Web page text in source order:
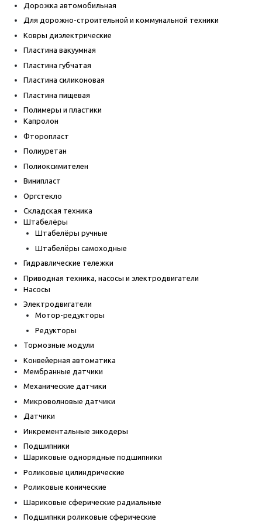
Дорожка автомобильная
Для дорожно-строительной и коммунальной техники
Ковры диэлектрические
Пластина вакуумная
Пластина губчатая
Пластина силиконовая
Пластина пищевая
Полимеры и пластики
Капролон
Фторопласт
Полиуретан
Полиоксимителен
Винипласт
Оргстекло
Складская техника
Штабелёры
Штабелёры ручные
Штабелёры самоходные
Гидравлические тележки
Приводная техника, насосы и электродвигатели
Насосы
Электродвигатели
Мотор-редукторы
Редукторы
Тормозные модули
Конвейерная автоматика
Мембранные датчики
Механические датчики
Микроволновые датчики
Датчики
Инкрементальные энкодеры
Подшипники
Шариковые однорядные подшипники
Роликовые цилиндрические
Роликовые конические
Шариковые сферические радиальные
Подшипнки роликовые сферические